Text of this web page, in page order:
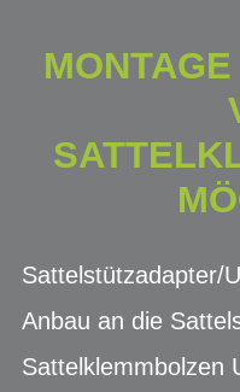
Sattelstützadapter/
Anbau an die
Sattelklemmbolzen